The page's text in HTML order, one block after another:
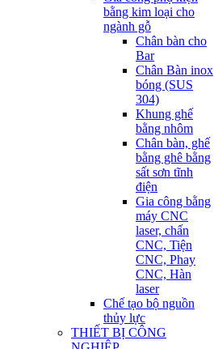
bằng kim loại cho
ngành gỗ
Chân bàn cho
Bar
Chân Bàn inox
bóng (SUS
304)
Khung ghế
bằng nhôm
Chân bàn, ghế
bằng ghê bằng
sất sơn tĩnh
điện
Gia công bằng
máy CNC
laser, chấn
CNC, Tiện
CNC, Phay
CNC, Hàn
laser
Chế tạo bộ nguồn
thủy lực
THIẾT BỊ CÔNG